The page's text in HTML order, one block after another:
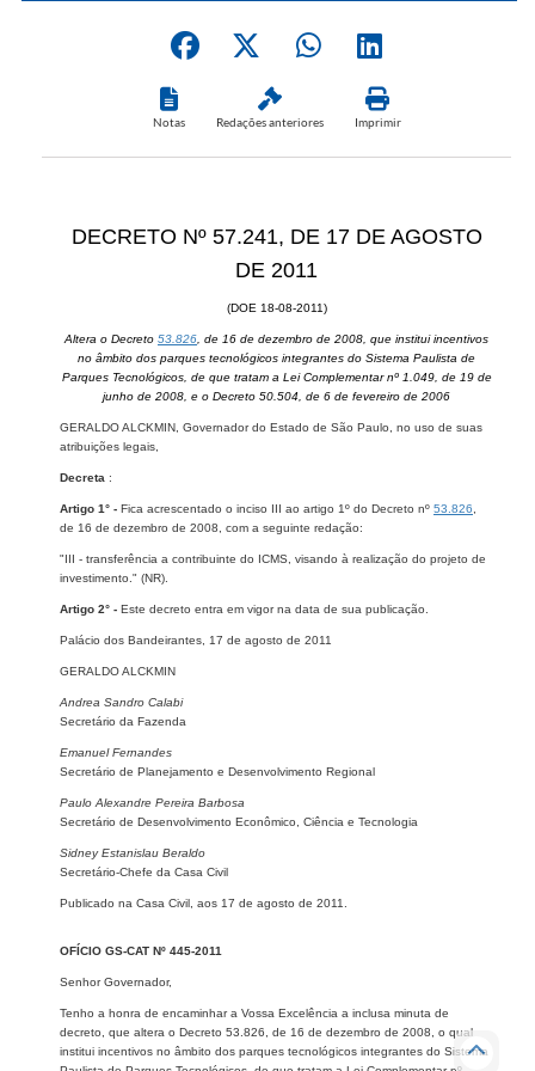
Notas Redações anteriores Imprimir
DECRETO Nº 57.241, DE 17 DE AGOSTO
DE 2011
(DOE 18-08-2011)
Altera o Decreto 53.826 , de 16 de dezembro de 2008, que institui incentivos
no âmbito dos parques tecnológicos integrantes do Sistema Paulista de
Parques Tecnológicos, de que tratam a Lei Complementar nº 1.049, de 19 de
junho de 2008, e o Decreto 50.504, de 6 de fevereiro de 2006
GERALDO ALCKMIN, Governador do Estado de São Paulo, no uso de suas
atribuições legais,
Decreta :
Artigo 1° - Fica acrescentado o inciso III ao artigo 1º do Decreto nº 53.826
de 16 de dezembro de 2008, com a seguinte redação:
"III - transferência a contribuinte do ICMS, visando à realização do projeto de
investimento." (NR).
Artigo 2° - Este decreto entra em vigor na data de sua publicação.
Palácio dos Bandeirantes, 17 de agosto de 2011
GERALDO ALCKMIN
Andrea Sandro Calabi
Secretário da Fazenda
Emanuel Fernandes
Secretário de Planejamento e Desenvolvimento Regional
Paulo Alexandre Pereira Barbosa
Secretário de Desenvolvimento Econômico, Ciência e Tecnologia
Sidney Estanislau Beraldo
Secretário-Chefe da Casa Civil
Publicado na Casa Civil, aos 17 de agosto de 2011.
OFÍCIO GS-CAT Nº 445-2011
Senhor Governador,
Tenho a honra de encaminhar a Vossa Excelência a inclusa minuta de
decreto, que altera o Decreto 53.826, de 16 de dezembro de 2008, o qual
institui incentivos no âmbito dos parques tecnológicos integrantes do Sistema